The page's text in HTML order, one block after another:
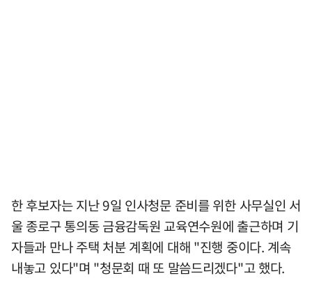
한 후보자는 지난 9일 인사청문 준비를 위한 사무실인 서
울 종로구 통의동 금융감독원 교육연수원에 출근하며 기
자들과 만나 주택 처분 계획에 대해 "진행 중이다. 계속
내놓고 있다"며 "청문회 때 또 말씀드리겠다"고 했다.